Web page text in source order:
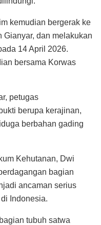
kemudian bergerak ke
Gianyar, dan melakukan
14 April 2026.
bersama Korwas
petugas
berupa kerajinan,
berbahan gading
Kehutanan, Dwi
bagian
ancaman serius
Indonesia.
tubuh satwa